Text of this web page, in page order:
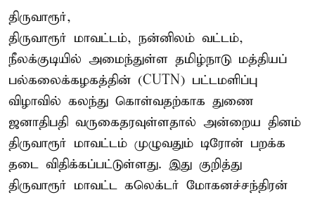
திருவாரூர்,
திருவாரூர் மாவட்டம், நன்னிலம் வட்டம்,
நீலக்குடியில் அமைந்துள்ள தமிழ்நாடு மத்தியப்
பல்கலைக்கழகத்தின் (CUTN) பட்டமளிப்பு
விழாவில் கலந்து கொள்வதற்காக துணை
ஜனாதிபதி வருகைதரவுள்ளதால் அன்றைய தினம்
திருவாரூர் மாவட்டம் முழுவதும் டிரோன் பறக்க
தடை விதிக்கப்பட்டுள்ளது. இது குறித்து
திருவாரூர் மாவட்ட கலெக்டர் மோகனச்சந்திரன்